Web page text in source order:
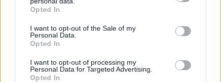
grant or deny consent to Google and its third-party tags to
use your data for below specified purposes in below Google
consent section.
Opted In
I want to opt-out of the Sale of my
Personal Data.
Opted In
I want to opt-out of processing my
Personal Data for Targeted Advertising.
Opted In
βίαζε γυναίκες, η αστυνομία τον είχε
07.08.2026, 22:54